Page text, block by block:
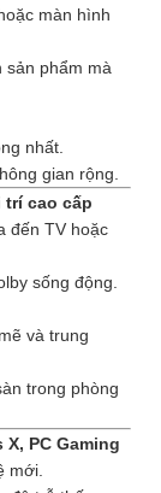
màn hình
sản phẩm mà
nhất.
gian rộng.
trí cao cấp
đến TV hoặc
sống động.
và trung
trong phòng
PC Gaming
mới.